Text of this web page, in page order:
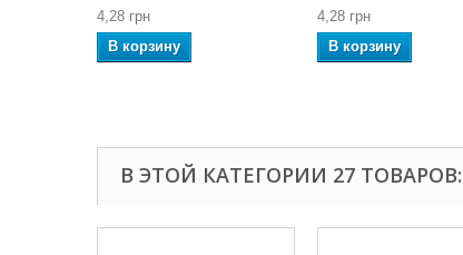
4,28 грн
В корзину
4,28 грн
В корзину
В ЭТОЙ КАТЕГОРИИ 27 ТОВАРОВ: